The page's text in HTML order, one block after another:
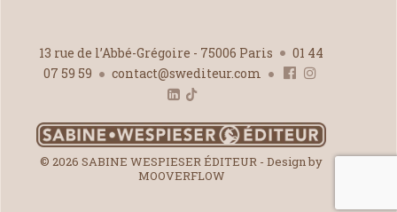
13 rue de l’Abbé-Grégoire - 75006 Paris
01 44
07 59 59
contact@swediteur.com
© 2026 SABINE WESPIESER ÉDITEUR - Design by
MOOVERFLOW